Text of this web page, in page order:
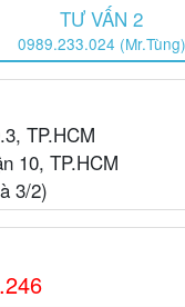
TƯ VẤN 2
0989.233.024 (Mr.Tùng)
TP.HCM
10, TP.HCM
3/2)